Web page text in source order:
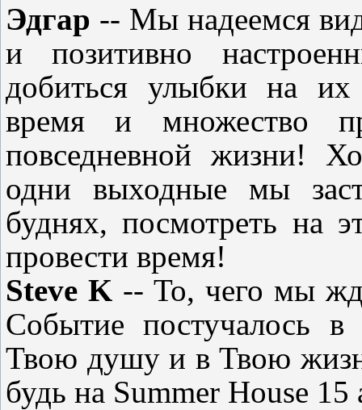
Эдгар -- Мы надеемся
и позитивно
добиться улыбки на их
время
и множество
повседневной жизни!
одни выходные мы
буднях,посмотреть на
провести время!
Steve K -- То, чего мы
Событие постучалось
Твою душуи в Твою
будь на Summer House 15